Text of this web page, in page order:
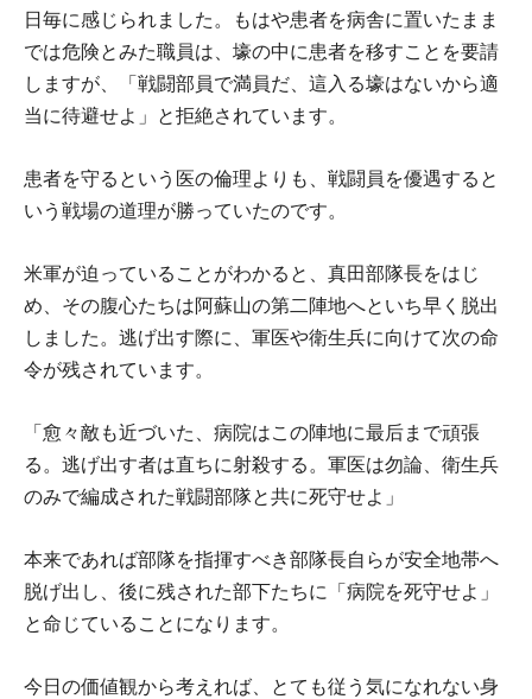
日毎に感じられました。もはや患者を病舎に置いたまま
では危険とみた職員は、壕の中に患者を移すことを要請
しますが、「戦闘部員で満員だ、這入る壕はないから適
当に待避せよ」と拒絶されています。
患者を守るという医の倫理よりも、戦闘員を優遇すると
いう戦場の道理が勝っていたのです。
米軍が迫っていることがわかると、真田部隊長をはじ
め、その腹心たちは阿蘇山の第二陣地へといち早く脱出
しました。逃げ出す際に、軍医や衛生兵に向けて次の命
令が残されています。
「愈々敵も近づいた、病院はこの陣地に最后まで頑張
る。逃げ出す者は直ちに射殺する。軍医は勿論、衛生兵
のみで編成された戦闘部隊と共に死守せよ」
本来であれば部隊を指揮すべき部隊長自らが安全地帯へ
脱げ出し、後に残された部下たちに「病院を死守せよ」
と命じていることになります。
今日の価値観から考えれば、とても従う気になれない身